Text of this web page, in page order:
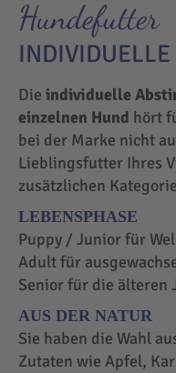
Hundefutter
Die individuelle
einzelnen Hund hört
bei der Marke nicht
Lieblingsfutter Ihres
zusätzlichen
LEBENSPHASE
Puppy / Junior für
Adult für
Senior für die älteren
AUS DER NATUR
Sie haben die Wahl
Zutaten wie Apfel,